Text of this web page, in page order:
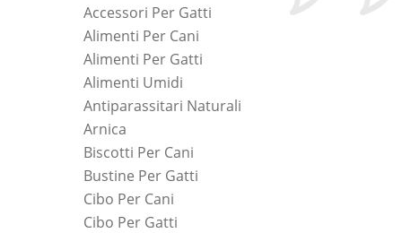
Accessori Per Gatti
Alimenti Per Cani
Alimenti Per Gatti
Alimenti Umidi
Antiparassitari Naturali
Arnica
Biscotti Per Cani
Bustine Per Gatti
Cibo Per Cani
Cibo Per Gatti